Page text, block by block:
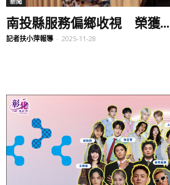
南投縣服務偏鄉收視 榮獲...
記者扶小萍報導 - 2025-11-28